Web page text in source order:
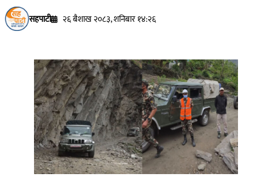
सहपाटी २६ बैशाख २०८३, शनिबार १४:२६